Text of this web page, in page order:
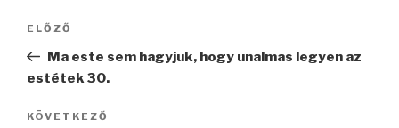
Bejegyzés
Korábbi
bejegyzés
ELŐZŐ
Ma este sem hagyjuk, hogy unalmas legyen az
estétek 30.
Következő
KÖVETKEZŐ